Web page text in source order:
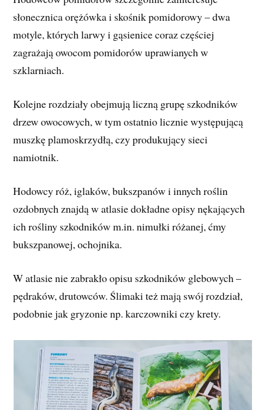
słonecznica orężówka i skośnik pomidorowy – dwa
motyle, których larwy i gąsienice coraz częściej
zagrażają owocom pomidorów uprawianych w
szklarniach.
Kolejne rozdziały obejmują liczną grupę szkodników
drzew owocowych, w tym ostatnio licznie występującą
muszkę plamoskrzydłą, czy produkujący sieci
namiotnik.
Hodowcy róż, iglaków, bukszpanów i innych roślin
ozdobnych znajdą w atlasie dokładne opisy nękających
ich rośliny szkodników m.in. nimułki różanej, ćmy
bukszpanowej, ochojnika.
W atlasie nie zabrakło opisu szkodników glebowych –
pędraków, drutowców. Ślimaki też mają swój rozdział,
podobnie jak gryzonie np. karczowniki czy krety.